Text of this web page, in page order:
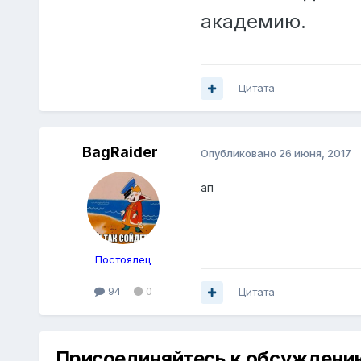
академию.
Цитата
BagRaider
Постоялец
94 0
Опубликовано 26 июня, 2017
ап
Цитата